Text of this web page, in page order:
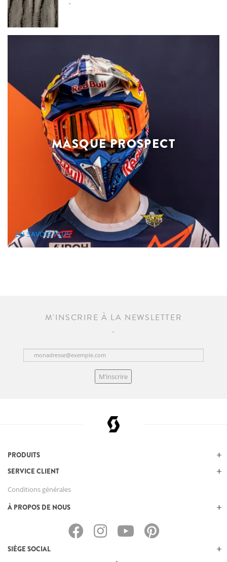
MASQUE PROSPECT
EN SAVOIR PLUS
M'INSCRIRE À LA NEWSLETTER
M’inscrire
PRODUITS
SERVICE CLIENT
Conditions générales
À PROPOS DE NOUS
SIÈGE SOCIAL